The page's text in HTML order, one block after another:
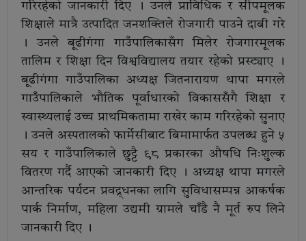
गरिरहेको जानकारी दिए । उनले प्राविधिक र सीपमूलक
शिक्षाले मात्रै उत्पादित जनशक्तिले रोजगारी पाउने दाबी गरे
। उनले बूढीगंगा गाउँपालिकासँग मिलेर रोजगारमूलक
तालिम र शिक्षा दिन विश्वविद्यालय तयार रहेको प्रस्ट्याए ।
बूढीगंगा गाउँपालिका अध्यक्ष जितनारायण थापा मगरले
गाउँपालिकाले भौतिक पूर्वाधारको विकाससँगै शिक्षा र
स्वास्थ्यलाई उच्च प्राथमिकतामा राखेर काम गरिरहेको सुनाए
। उनले अस्पतालको फार्मेसीबाट बिमामार्फत उपलब्ध हुने ५
सय र गाउँपालिकाले छुट्टै ९८ प्रकारका औषधि निःशुल्क
वितरण गर्दै आएको जानकारी दिए । अध्यक्ष थापा मगरले
आन्तरिक पर्यटन प्रवद्र्धनका लागि सुविधासम्पन्न आकर्षक
पार्क निर्माण, महिला उद्यमी ग्रामले चाँडै नै मूर्त रुप लिने
जानकारी दिए ।